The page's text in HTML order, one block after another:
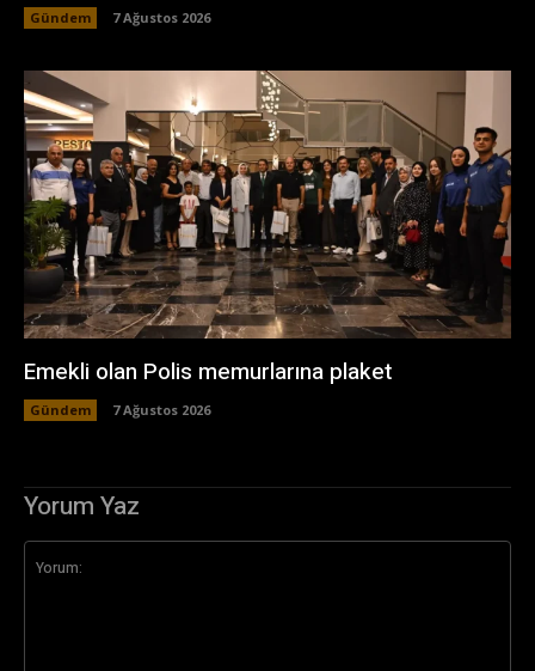
Gündem 7 Ağustos 2026
Emekli olan Polis memurlarına plaket
Gündem 7 Ağustos 2026
Yorum Yaz